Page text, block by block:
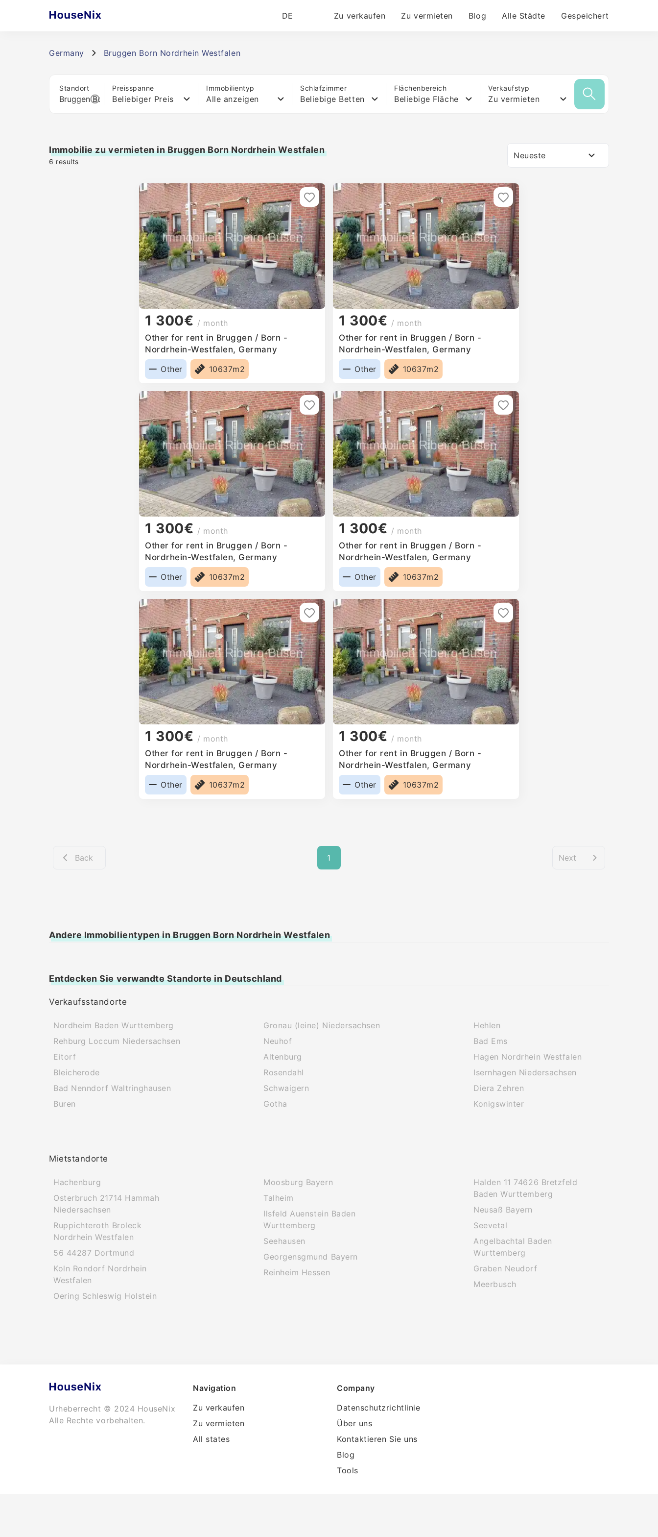
DE Zu verkaufen Zu vermieten Blog Alle Städte Gespeichert
Germany Bruggen Born Nordrhein Westfalen
Standort Preisspanne
Beliebiger Preis
Immobilientyp
Alle anzeigen
Schlafzimmer
Beliebige Betten
Flächenbereich
Beliebige Fläche
Verkaufstyp
Zu vermieten
Immobilie zu vermieten in Bruggen Born Nordrhein Westfalen
6 results
Neueste
1 300€ / month
Other for rent in Bruggen / Born -
Nordrhein-Westfalen, Germany
Other
10637m2
1 300€ / month
Other for rent in Bruggen / Born -
Nordrhein-Westfalen, Germany
Other
10637m2
1 300€ / month
Other for rent in Bruggen / Born -
Nordrhein-Westfalen, Germany
Other
10637m2
1 300€ / month
Other for rent in Bruggen / Born -
Nordrhein-Westfalen, Germany
Other
10637m2
1 300€ / month
Other for rent in Bruggen / Born -
Nordrhein-Westfalen, Germany
Other
10637m2
1 300€ / month
Other for rent in Bruggen / Born -
Nordrhein-Westfalen, Germany
Other
10637m2
Back 1 Next
Andere Immobilientypen in Bruggen Born Nordrhein Westfalen
Entdecken Sie verwandte Standorte in Deutschland
Verkaufsstandorte
Nordheim Baden Wurttemberg
Rehburg Loccum Niedersachsen
Eitorf
Bleicherode
Bad Nenndorf Waltringhausen
Buren
Gronau (leine) Niedersachsen
Neuhof
Altenburg
Rosendahl
Schwaigern
Gotha
Hehlen
Bad Ems
Hagen Nordrhein Westfalen
Isernhagen Niedersachsen
Diera Zehren
Konigswinter
Mietstandorte
Hachenburg
Osterbruch 21714 Hammah
Niedersachsen
Ruppichteroth Broleck
Nordrhein Westfalen
56 44287 Dortmund
Koln Rondorf Nordrhein
Westfalen
Oering Schleswig Holstein
Moosburg Bayern
Talheim
Ilsfeld Auenstein Baden
Wurttemberg
Seehausen
Georgensgmund Bayern
Reinheim Hessen
Halden 11 74626 Bretzfeld
Baden Wurttemberg
Neusaß Bayern
Seevetal
Angelbachtal Baden
Wurttemberg
Graben Neudorf
Meerbusch
Urheberrecht © 2024 HouseNix
Alle Rechte vorbehalten.
Navigation
Zu verkaufen
Zu vermieten
All states
Company
Datenschutzrichtlinie
Über uns
Kontaktieren Sie uns
Blog
Tools